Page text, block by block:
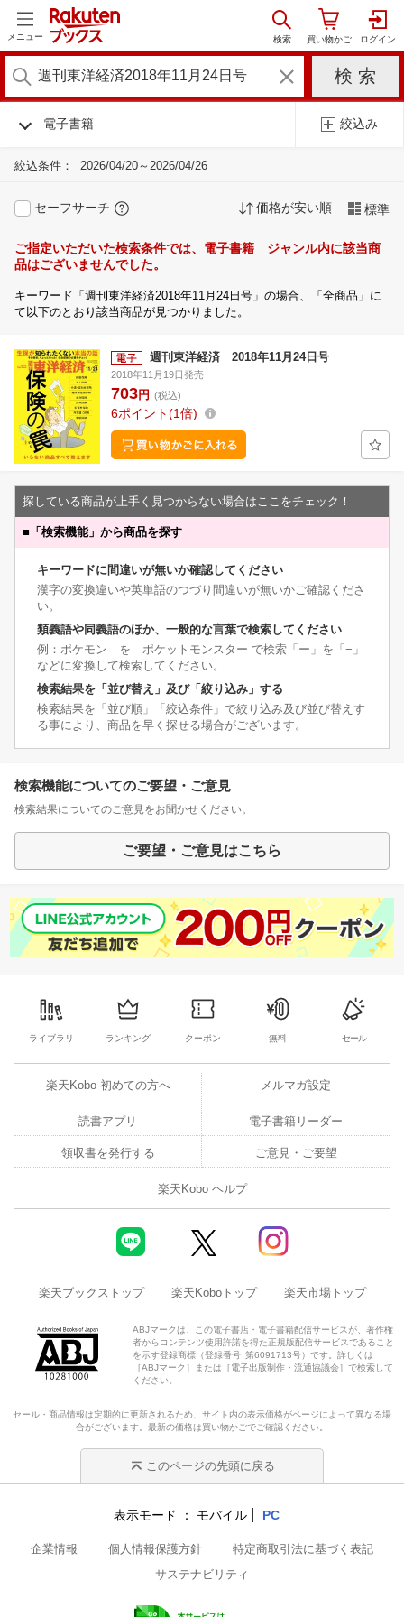
メニュー
電子書籍 絞込み
絞込条件： 2026/04/20～2026/04/26
セーフサーチ 価格が安い順 標準
ご指定いただいた検索条件では、電子書籍 ジャンル内に該当商
品はございませんでした。
キーワード「週刊東洋経済2018年11月24日号」の場合、「全商品」に
て以下のとおり該当商品が見つかりました。
週刊東洋経済 2018年11月24日号
2018年11月19日発売
703円 (税込)
6ポイント 1倍
探している商品が上手く見つからない場合はここをチェック！
■ 「検索機能」から商品を探す
キーワードに間違いが無いか確認してください
漢字の変換違いや英単語のつづり間違いが無いかご確認くださ
い。
類義語や同義語のほか、一般的な言葉で検索してください
例：ポケモン を ポケットモンスター で検索「ー」を「−」
などに変換して検索してください。
検索結果を「並び替え」及び「絞り込み」する
検索結果を「並び順」「絞込条件」で絞り込み及び並び替えす
る事により、商品を早く探せる場合がございます。
検索機能についてのご要望・ご意見
検索結果についてのご意見をお聞かせください。
ご要望・ご意見はこちら
ライブラリ ランキング クーポン 無料 セール
楽天Kobo 初めての方へ メルマガ設定
読書アプリ 電子書籍リーダー
領収書を発行する ご意見・ご要望
楽天Kobo ヘルプ
楽天ブックストップ 楽天Koboトップ 楽天市場トップ
ABJマークは、この電子書店・電子書籍配信サービスが、著作権
者からコンテンツ使用許諾を得た正規版配信サービスであること
を示す登録商標（登録番号 第6091713号）です。詳しくは
［ABJマーク］または［電子出版制作・流通協議会］で検索して
ください。
セール・商品情報は定期的に更新されるため、サイト内の表示価格がページによって異なる場
合がございます。最新の価格は買い物かごでご確認ください。
このページの先頭に戻る
表示モード モバイル PC
企業情報 個人情報保護方針
特定商取引法に基づく表記
サステナビリティ